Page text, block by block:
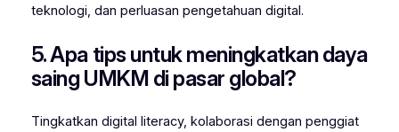
teknologi, dan perluasan pengetahuan digital.
5. Apa tips untuk meningkatkan daya
saing UMKM di pasar global?
Tingkatkan digital literacy, kolaborasi dengan penggiat